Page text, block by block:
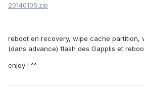
20140105.zip
reboot en recovery, wipe cache partition,
(dans advance) flash des Gapplis et
enjoy ! ^^